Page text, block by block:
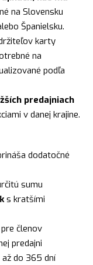
na Slovensku
Španielsku.
karty
na
podľa
predajniach
v danej krajine.
dodatočné
sumu
s kratšími
členov
predajni
do 365 dní